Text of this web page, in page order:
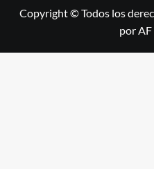
Copyright © Todos los
por AF